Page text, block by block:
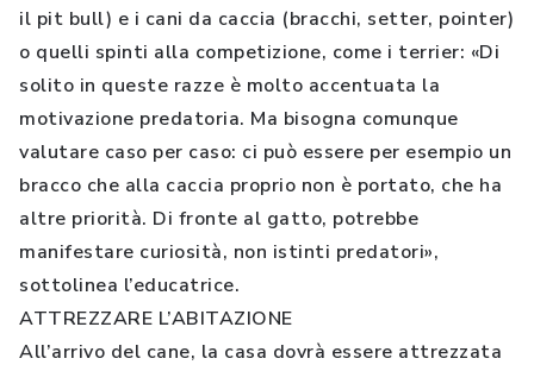
il pit bull) e i cani da caccia (bracchi, setter, pointer)
o quelli spinti alla competizione, come i terrier: «Di
solito in queste razze è molto accentuata la
motivazione predatoria. Ma bisogna comunque
valutare caso per caso: ci può essere per esempio un
bracco che alla caccia proprio non è portato, che ha
altre priorità. Di fronte al gatto, potrebbe
manifestare curiosità, non istinti predatori»,
sottolinea l’educatrice.
ATTREZZARE L’ABITAZIONE
All’arrivo del cane, la casa dovrà essere attrezzata